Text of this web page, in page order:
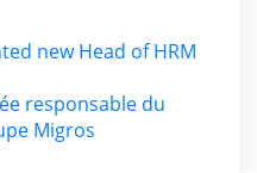
new Head of HRM
responsable du
Migros